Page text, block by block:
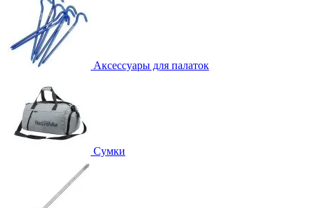
Аксессуары для палаток
Сумки